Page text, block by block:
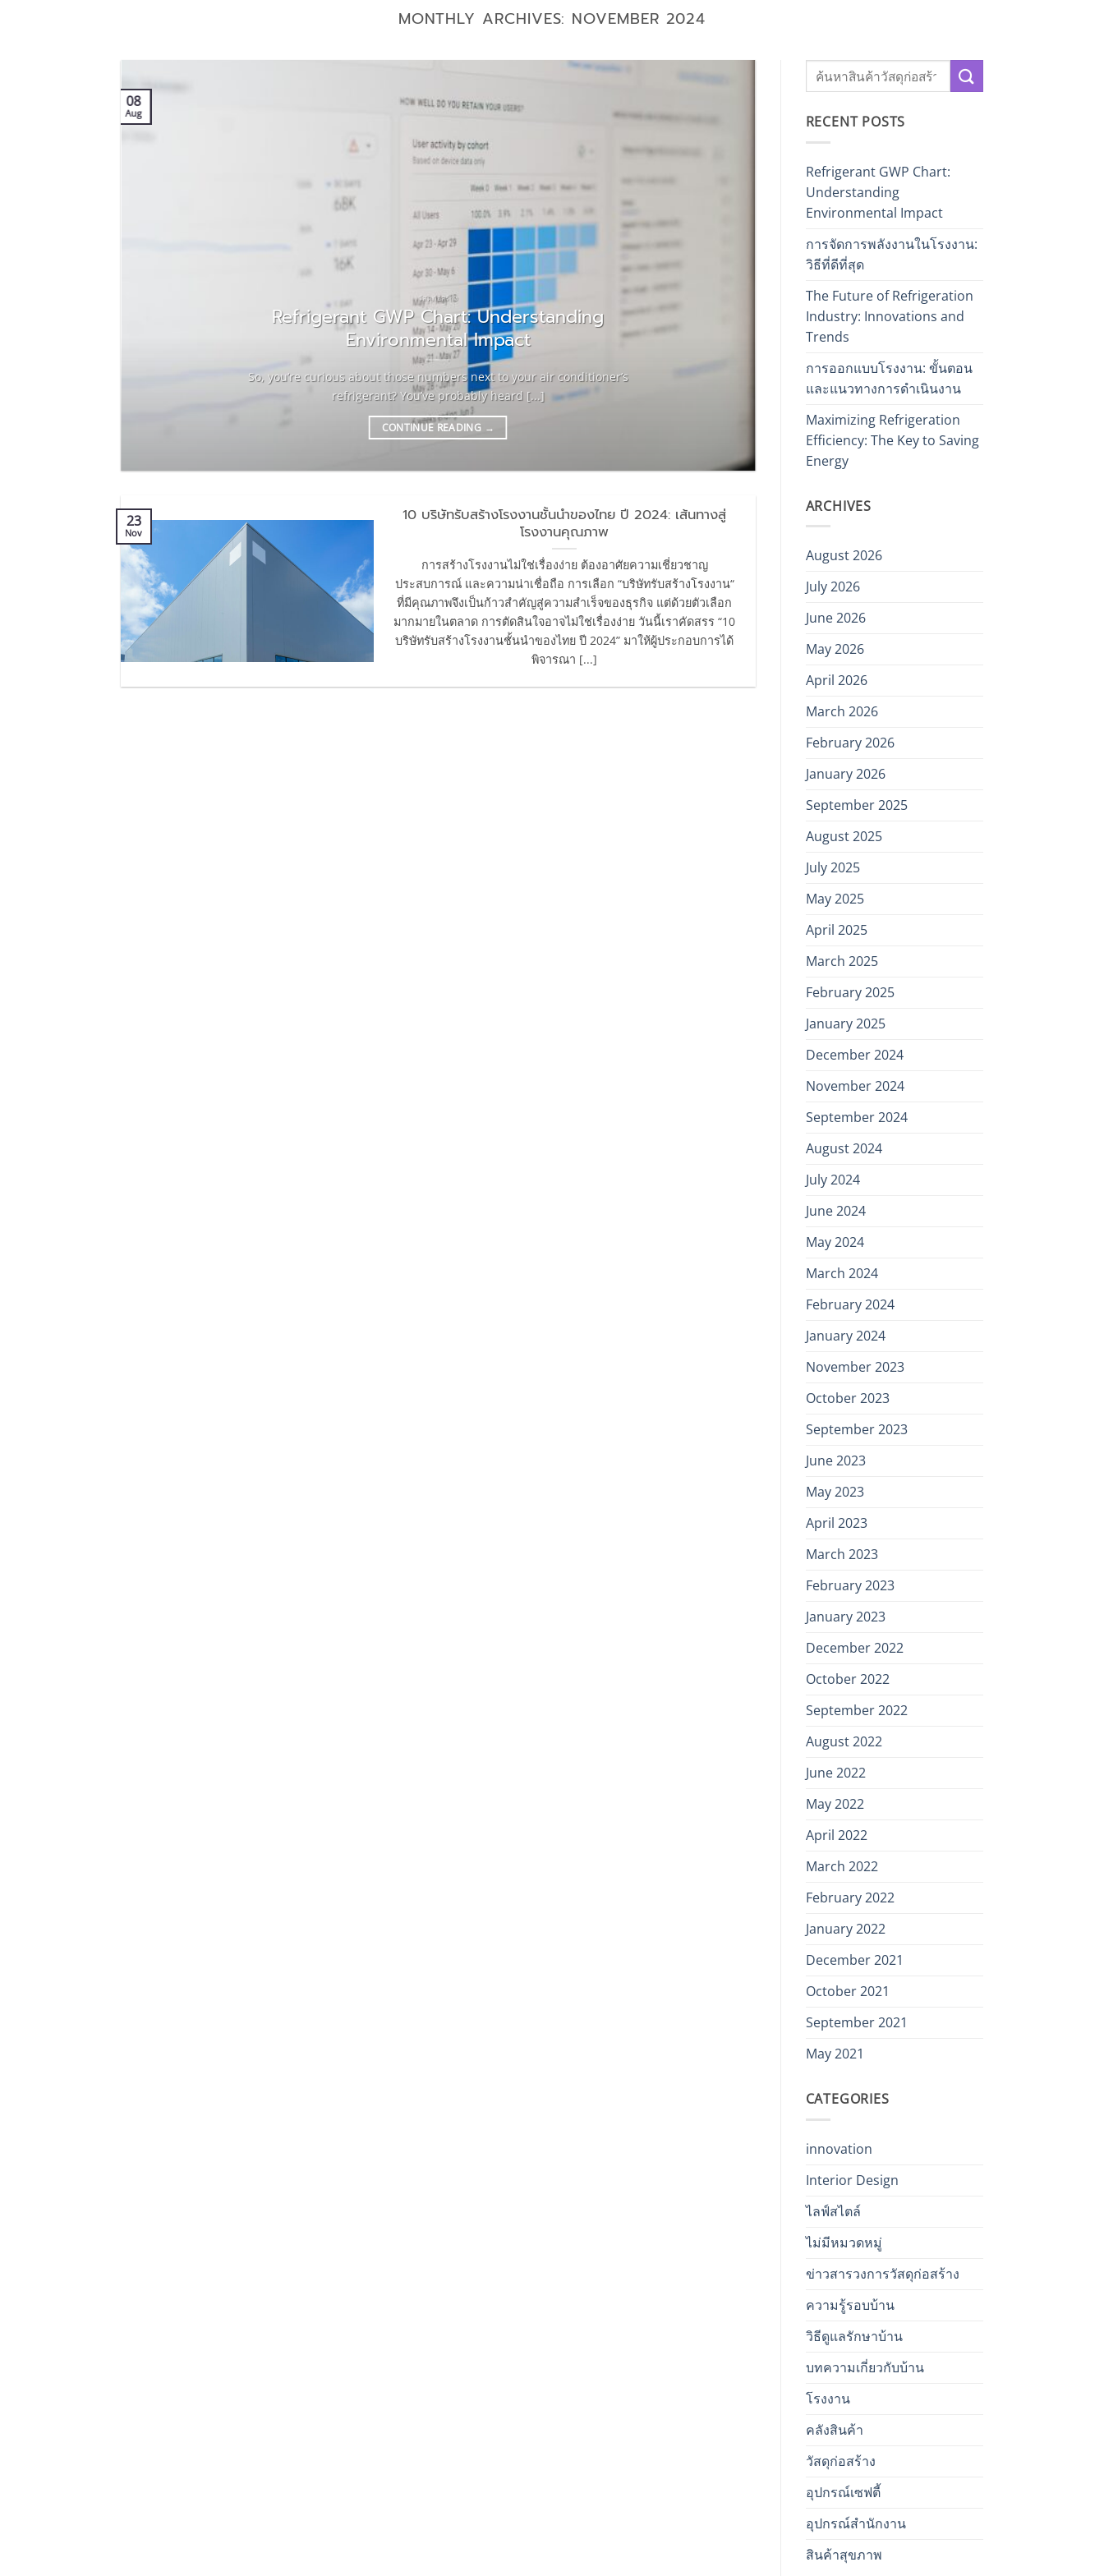
MONTHLY ARCHIVES: NOVEMBER 2024
วัสดุก่อสร้าง
Refrigerant GWP Chart: Understanding
Environmental Impact
So, you’re curious about those numbers next to your air conditioner’s
refrigerant? You’ve probably heard [...]
CONTINUE READING →
08
Aug
10 บริษัทรับสร้างโรงงานชั้นนำของไทย ปี 2024: เส้นทางสู่
โรงงานคุณภาพ
การสร้างโรงงานไม่ใช่เรื่องง่าย ต้องอาศัยความเชี่ยวชาญ
ประสบการณ์ และความน่าเชื่อถือ การเลือก “บริษัทรับสร้างโรงงาน“
ที่มีคุณภาพจึงเป็นก้าวสำคัญสู่ความสำเร็จของธุรกิจ แต่ด้วยตัวเลือก
มากมายในตลาด การตัดสินใจอาจไม่ใช่เรื่องง่าย วันนี้เราคัดสรร “10
บริษัทรับสร้างโรงงานชั้นนำของไทย ปี 2024” มาให้ผู้ประกอบการได้
พิจารณา [...]
23
Nov
RECENT POSTS
Refrigerant GWP Chart:
Understanding
Environmental Impact
การจัดการพลังงานในโรงงาน:
วิธีที่ดีที่สุด
The Future of Refrigeration
Industry: Innovations and
Trends
การออกแบบโรงงาน: ขั้นตอน
และแนวทางการดำเนินงาน
Maximizing Refrigeration
Efficiency: The Key to Saving
Energy
ARCHIVES
August 2026
July 2026
June 2026
May 2026
April 2026
March 2026
February 2026
January 2026
September 2025
August 2025
July 2025
May 2025
April 2025
March 2025
February 2025
January 2025
December 2024
November 2024
September 2024
August 2024
July 2024
June 2024
May 2024
March 2024
February 2024
January 2024
November 2023
October 2023
September 2023
June 2023
May 2023
April 2023
March 2023
February 2023
January 2023
December 2022
October 2022
September 2022
August 2022
June 2022
May 2022
April 2022
March 2022
February 2022
January 2022
December 2021
October 2021
September 2021
May 2021
CATEGORIES
innovation
Interior Design
ไลฟ์สไตล์
ไม่มีหมวดหมู่
ข่าวสารวงการวัสดุก่อสร้าง
ความรู้รอบบ้าน
วิธีดูแลรักษาบ้าน
บทความเกี่ยวกับบ้าน
โรงงาน
คลังสินค้า
วัสดุก่อสร้าง
อุปกรณ์เซฟตี้
อุปกรณ์สำนักงาน
สินค้าสุขภาพ